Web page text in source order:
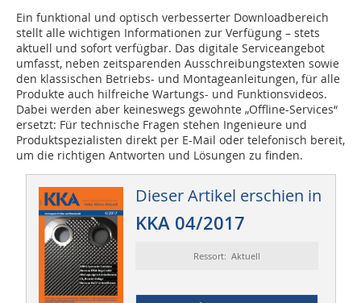
Ein funktional und optisch verbesserter Downloadbereich
stellt alle wichtigen Informationen zur Verfügung – stets
aktuell und sofort verfügbar. Das digitale Serviceangebot
umfasst, neben zeitsparenden Ausschreibungstexten sowie
den klassischen Betriebs- und Montageanleitungen, für alle
Produkte auch hilfreiche Wartungs- und Funktionsvideos.
Dabei werden aber keineswegs gewohnte „Offline-Services“
ersetzt: Für technische Fragen stehen Ingenieure und
Produktspezialisten direkt per E-Mail oder telefonisch bereit,
um die richtigen Antworten und Lösungen zu finden.
Dieser Artikel erschien in
KKA 04/2017
Ressort: Aktuell